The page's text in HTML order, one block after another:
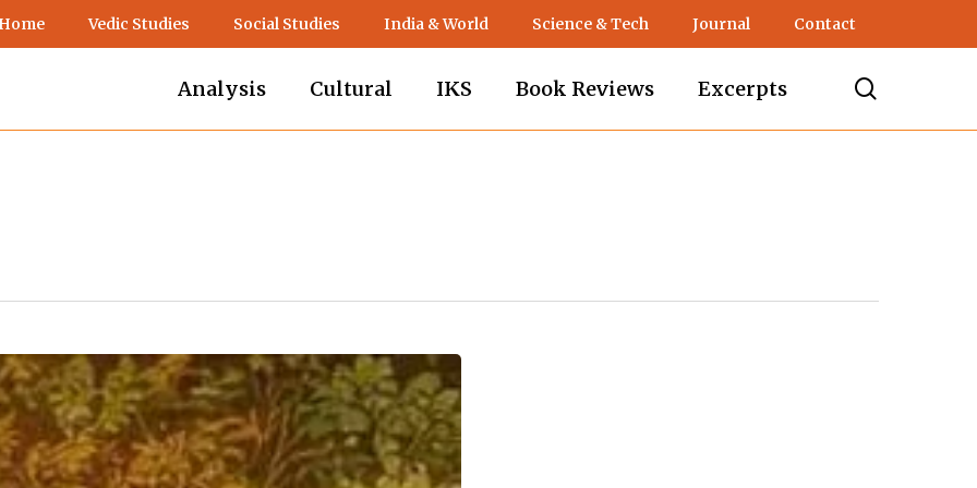
Vedic Studies Social Studies India & World Science & Tech Journal Contact
Analysis Cultural IKS Book Reviews Excerpts